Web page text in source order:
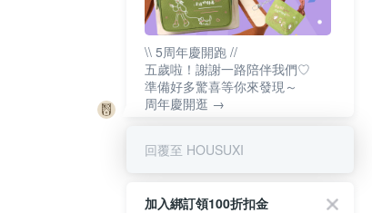
\\ 5周年慶開跑 //
五歲啦！謝謝一路陪伴我們♡
準備好多驚喜等你來發現～
周年慶開逛 →
回覆至 HOUSUXI
加入綁訂領100折扣金